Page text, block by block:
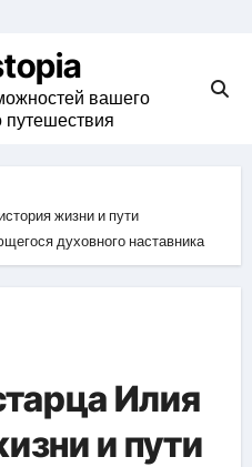
вашего
жизни и пути
духовного наставника
Илия
и пути